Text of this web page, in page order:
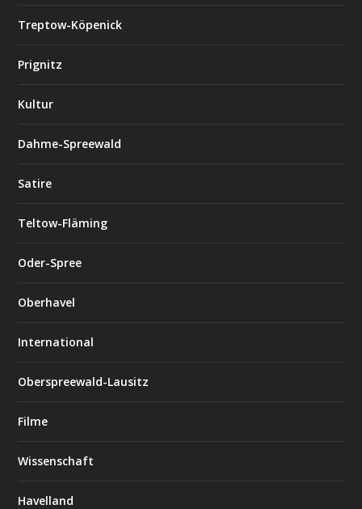
Treptow-Köpenick
Prignitz
Kultur
Dahme-Spreewald
Satire
Teltow-Fläming
Oder-Spree
Oberhavel
International
Oberspreewald-Lausitz
Filme
Wissenschaft
Havelland